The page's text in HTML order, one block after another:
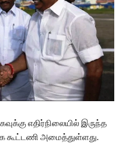
எதிர்நிலையில் இருந்த
கூட்டணி அமைத்துள்ளது.